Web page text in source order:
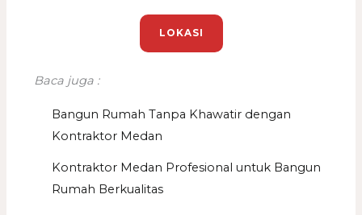
LOKASI
Baca juga :
Bangun Rumah Tanpa Khawatir dengan
Kontraktor Medan
Kontraktor Medan Profesional untuk Bangun
Rumah Berkualitas